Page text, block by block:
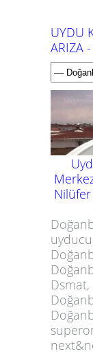
UYDU
ARIZA
Nilüfer